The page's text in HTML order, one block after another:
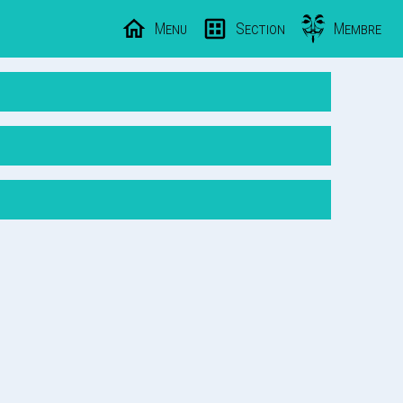
Menu Section Membre